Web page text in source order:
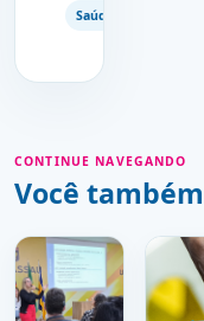
Saúde
CONTINUE NAVEGANDO
Você